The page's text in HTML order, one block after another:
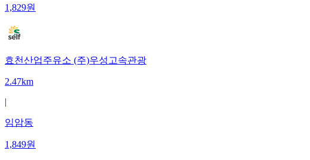
1,829원
효천산업주유소 (주)우성고속관광
2.47km
|
임암동
1,849원